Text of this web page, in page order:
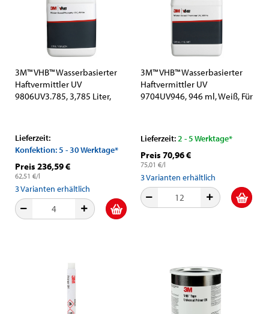
3M™ VHB™ Wasserbasierter
Haftvermittler UV
9806UV3.785, 3,785 Liter,
Lieferzeit:
Konfektion: 5 - 30 Werktage*
Preis 236,59 €
62,51 €/l
3Varianten erhältlich
3M™ VHB™ Wasserbasierter
Haftvermittler UV
9704UV946, 946 ml, Weiß, Für
Lieferzeit:2 - 5 Werktage*
Preis 70,96 €
75,01 €/l
3Varianten erhältlich